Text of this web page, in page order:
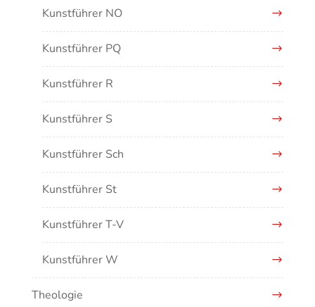
Kunstführer NO
Kunstführer PQ
Kunstführer R
Kunstführer S
Kunstführer Sch
Kunstführer St
Kunstführer T-V
Kunstführer W
Kunstführer XYZ
Theologie